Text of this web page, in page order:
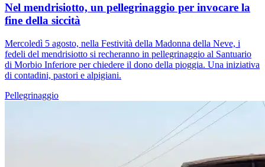
Nel mendrisiotto, un pellegrinaggio per invocare la
fine della siccità
Mercoledì 5 agosto, nella Festività della Madonna della Neve, i
fedeli del mendrisiotto si recheranno in pellegrinaggio al Santuario
di Morbio Inferiore per chiedere il dono della pioggia. Una iniziativa
di contadini, pastori e alpigiani.
Pellegrinaggio